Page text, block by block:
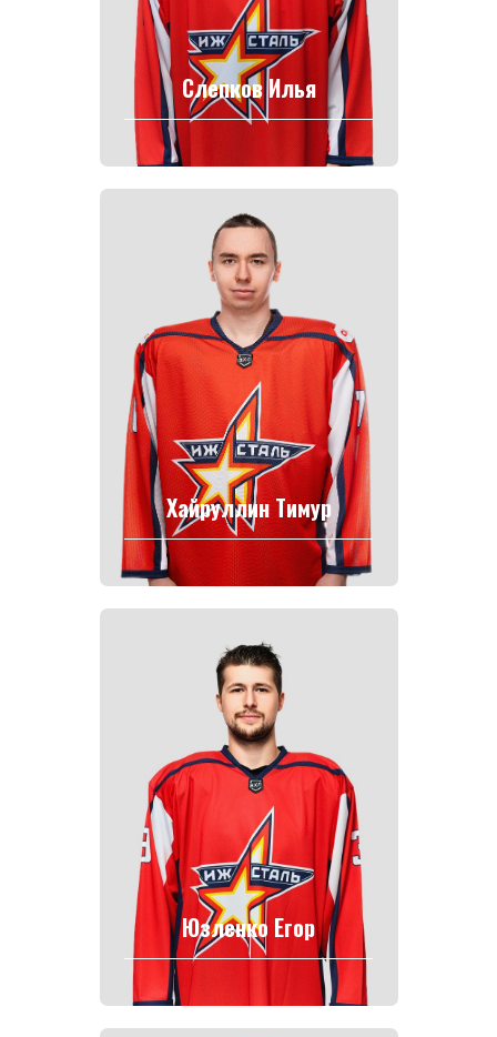
Слепков Илья
Хайруллин Тимур
Юзленко Егор